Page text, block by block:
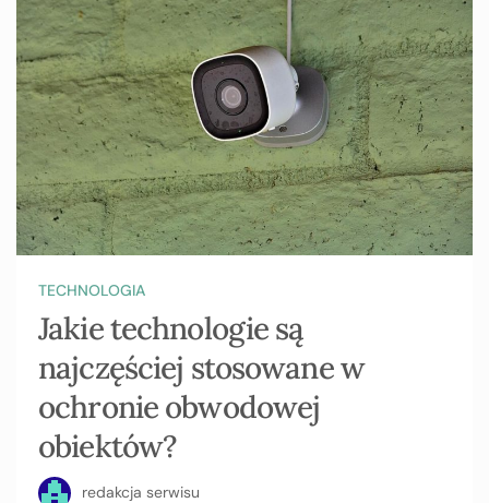
TECHNOLOGIA
Jakie technologie są
najczęściej stosowane w
ochronie obwodowej
obiektów?
redakcja serwisu